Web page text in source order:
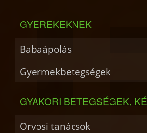
GYEREKEKNEK
Babaápolás
Gyermekbetegségek
GYAKORI BETEGSÉGEK,
Orvosi tanácsok